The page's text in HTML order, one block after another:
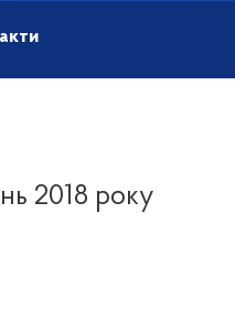
2018 року